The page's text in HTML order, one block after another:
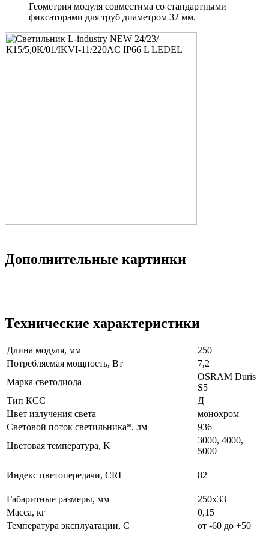
Геометрия модуля совместима со стандартными
фиксаторами для труб диаметром 32 мм.
Дополнительные картинки
Технические характеристики
Длина модуля, мм
250
Потребляемая мощность, Вт
7,2
Марка светодиода
OSRAM Duris
S5
Тип КСС
Д
Цвет излучения света
монохром
Световой поток светильника*, лм
936
Цветовая температура, K
3000, 4000,
5000
Индекс цветопередачи, CRI 82
Габаритные размеры, мм
250х33
Масса, кг
0,15
Температура эксплуатации, С
от -60 до +50